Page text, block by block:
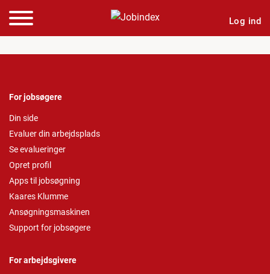
Log ind
For jobsøgere
Din side
Evaluer din arbejdsplads
Se evalueringer
Opret profil
Apps til jobsøgning
Kaares Klumme
Ansøgningsmaskinen
Support for jobsøgere
For arbejdsgivere